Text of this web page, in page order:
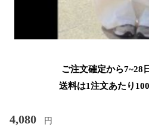
ご注文確定から7~28
送料は1注文あたり
4,080 円